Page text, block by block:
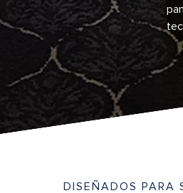
DISEÑADOS PARA